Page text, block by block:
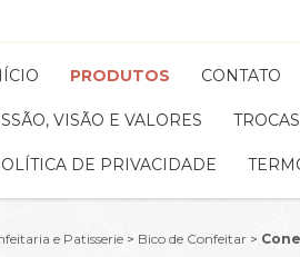
PRODUTOS CONTATO
VISÃO E VALORES
DE PRIVACIDADE
e Patisserie > Bico de Confeitar >